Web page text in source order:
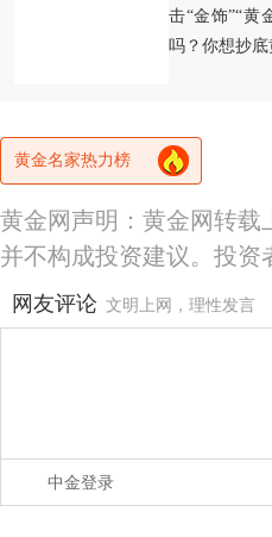
击“金饰”“黄
吗？你想抄底
黄金名家热力榜
黄金网声明：黄金网转载
并不构成投资建议。投资
网友评论 文明上网，理性发言
中金登录